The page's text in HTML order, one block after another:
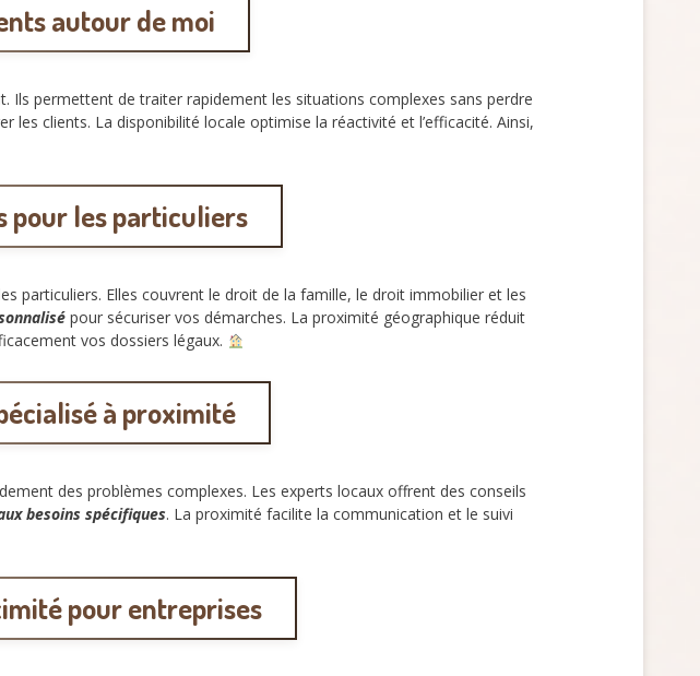
autour de moi
Ils permettent de traiter rapidement les situations complexes sans perdre
les clients. La disponibilité locale optimise la réactivité et l’efficacité. Ainsi,
pour les particuliers
particuliers. Elles couvrent le droit de la famille, le droit immobilier et les
pour sécuriser vos démarches. La proximité géographique réduit
vos dossiers légaux.
à proximité
des problèmes complexes. Les experts locaux offrent des conseils
besoins spécifiques. La proximité facilite la communication et le suivi
pour entreprises